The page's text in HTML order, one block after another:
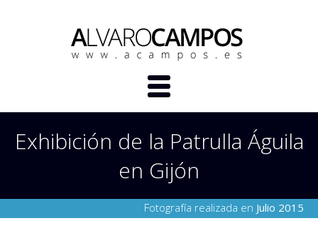
Exhibición de la Patrulla Águila
en Gijón
Fotografía realizada en Julio 2015